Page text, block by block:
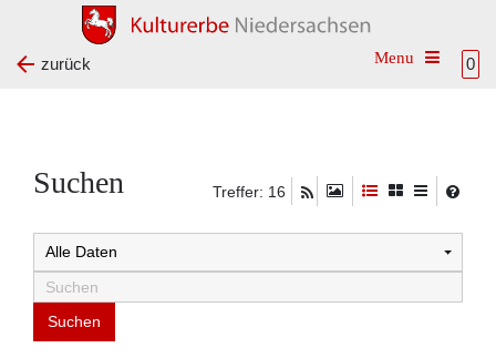
0
Toggle
zurück
Suchen Treffer: 16